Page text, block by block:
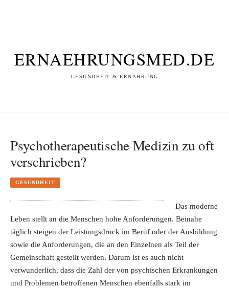
ERNAEHRUNGSMED.DE
GESUNDHEIT & ERNÄHRUNG
Psychotherapeutische Medizin zu oft
verschrieben?
GESUNDHEIT
Das moderne
Leben stellt an die Menschen hohe Anforderungen. Beinahe
täglich steigen der Leistungsdruck im Beruf oder der Ausbildung
sowie die Anforderungen, die an den Einzelnen als Teil der
Gemeinschaft gestellt werden. Darum ist es auch nicht
verwunderlich, dass die Zahl der von psychischen Erkrankungen
und Problemen betroffenen Menschen ebenfalls stark im